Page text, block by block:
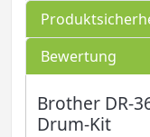
Bewertung
Brother DR-
Drum-Kit